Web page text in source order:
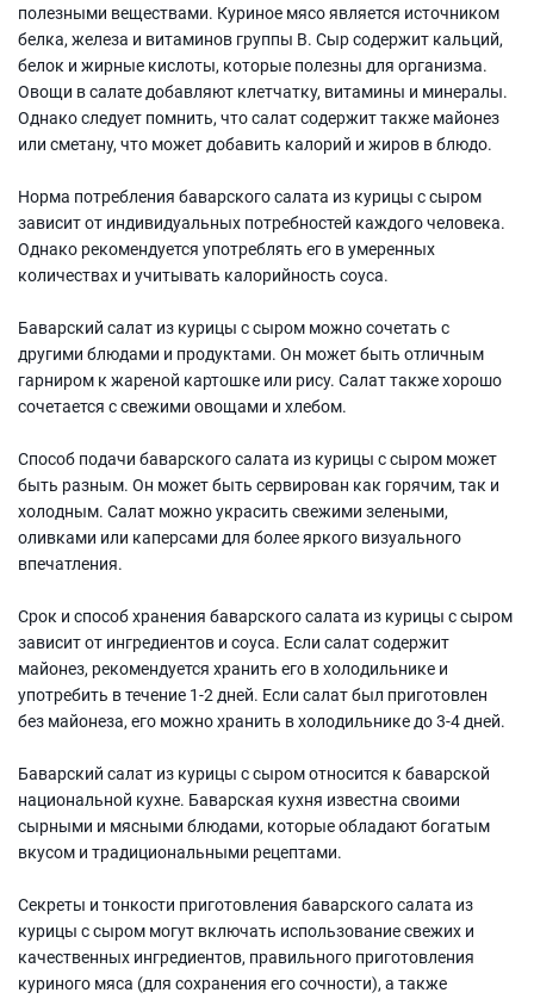
полезными веществами. Куриное мясо является источником
белка, железа и витаминов группы В. Сыр содержит кальций,
белок и жирные кислоты, которые полезны для организма.
Овощи в салате добавляют клетчатку, витамины и минералы.
Однако следует помнить, что салат содержит также майонез
или сметану, что может добавить калорий и жиров в блюдо.
Норма потребления баварского салата из курицы с сыром
зависит от индивидуальных потребностей каждого человека.
Однако рекомендуется употреблять его в умеренных
количествах и учитывать калорийность соуса.
Баварский салат из курицы с сыром можно сочетать с
другими блюдами и продуктами. Он может быть отличным
гарниром к жареной картошке или рису. Салат также хорошо
сочетается с свежими овощами и хлебом.
Способ подачи баварского салата из курицы с сыром может
быть разным. Он может быть сервирован как горячим, так и
холодным. Салат можно украсить свежими зелеными,
оливками или каперсами для более яркого визуального
впечатления.
Срок и способ хранения баварского салата из курицы с сыром
зависит от ингредиентов и соуса. Если салат содержит
майонез, рекомендуется хранить его в холодильнике и
употребить в течение 1-2 дней. Если салат был приготовлен
без майонеза, его можно хранить в холодильнике до 3-4 дней.
Баварский салат из курицы с сыром относится к баварской
национальной кухне. Баварская кухня известна своими
сырными и мясными блюдами, которые обладают богатым
вкусом и традициональными рецептами.
Секреты и тонкости приготовления баварского салата из
курицы с сыром могут включать использование свежих и
качественных ингредиентов, правильного приготовления
куриного мяса (для сохранения его сочности), а также